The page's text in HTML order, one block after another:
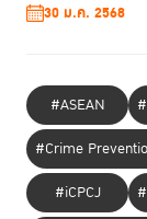
30 ม.ค. 2568
#ASEAN
#Crime
#iCPCJ